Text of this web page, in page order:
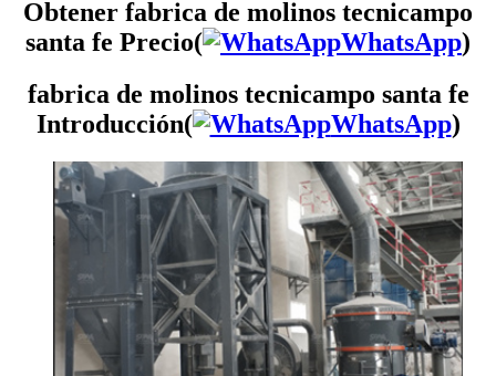
Obtener fabrica de molinos tecnicampo
santa fe Precio(
WhatsApp)
fabrica de molinos tecnicampo santa fe
Introducción(
WhatsApp)